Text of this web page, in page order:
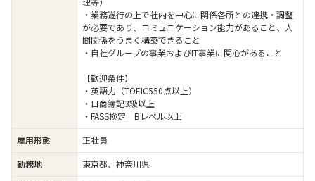
・業務遂行の上で社内を中心に関係各所との連携・調整
が必要であり、コミュニケーション能力があること、人
間関係をうまく構築できること
・自社グループの事業およびIT事業に関心があること
【歓迎条件】
・英語力（TOEIC550点以上）
・日商簿記3級以上
・FASS検定 Bレベル以上
雇用形態
正社員
勤務地
東京都、神奈川県